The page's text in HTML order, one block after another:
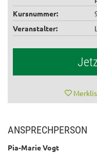
Kursnummer:
Veranstalter:
ANSPRECHPERSON
Pia-Marie Vogt